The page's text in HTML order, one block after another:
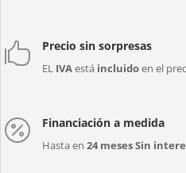
 Precio sin sorpresas
EL IVAestá incluidoen el
 Financiación a medida
Hasta en 24 meses Sin